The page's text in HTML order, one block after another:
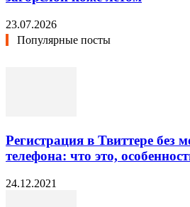
23.07.2026
Популярные посты
Регистрация в Твиттере без
телефона: что это,
24.12.2021